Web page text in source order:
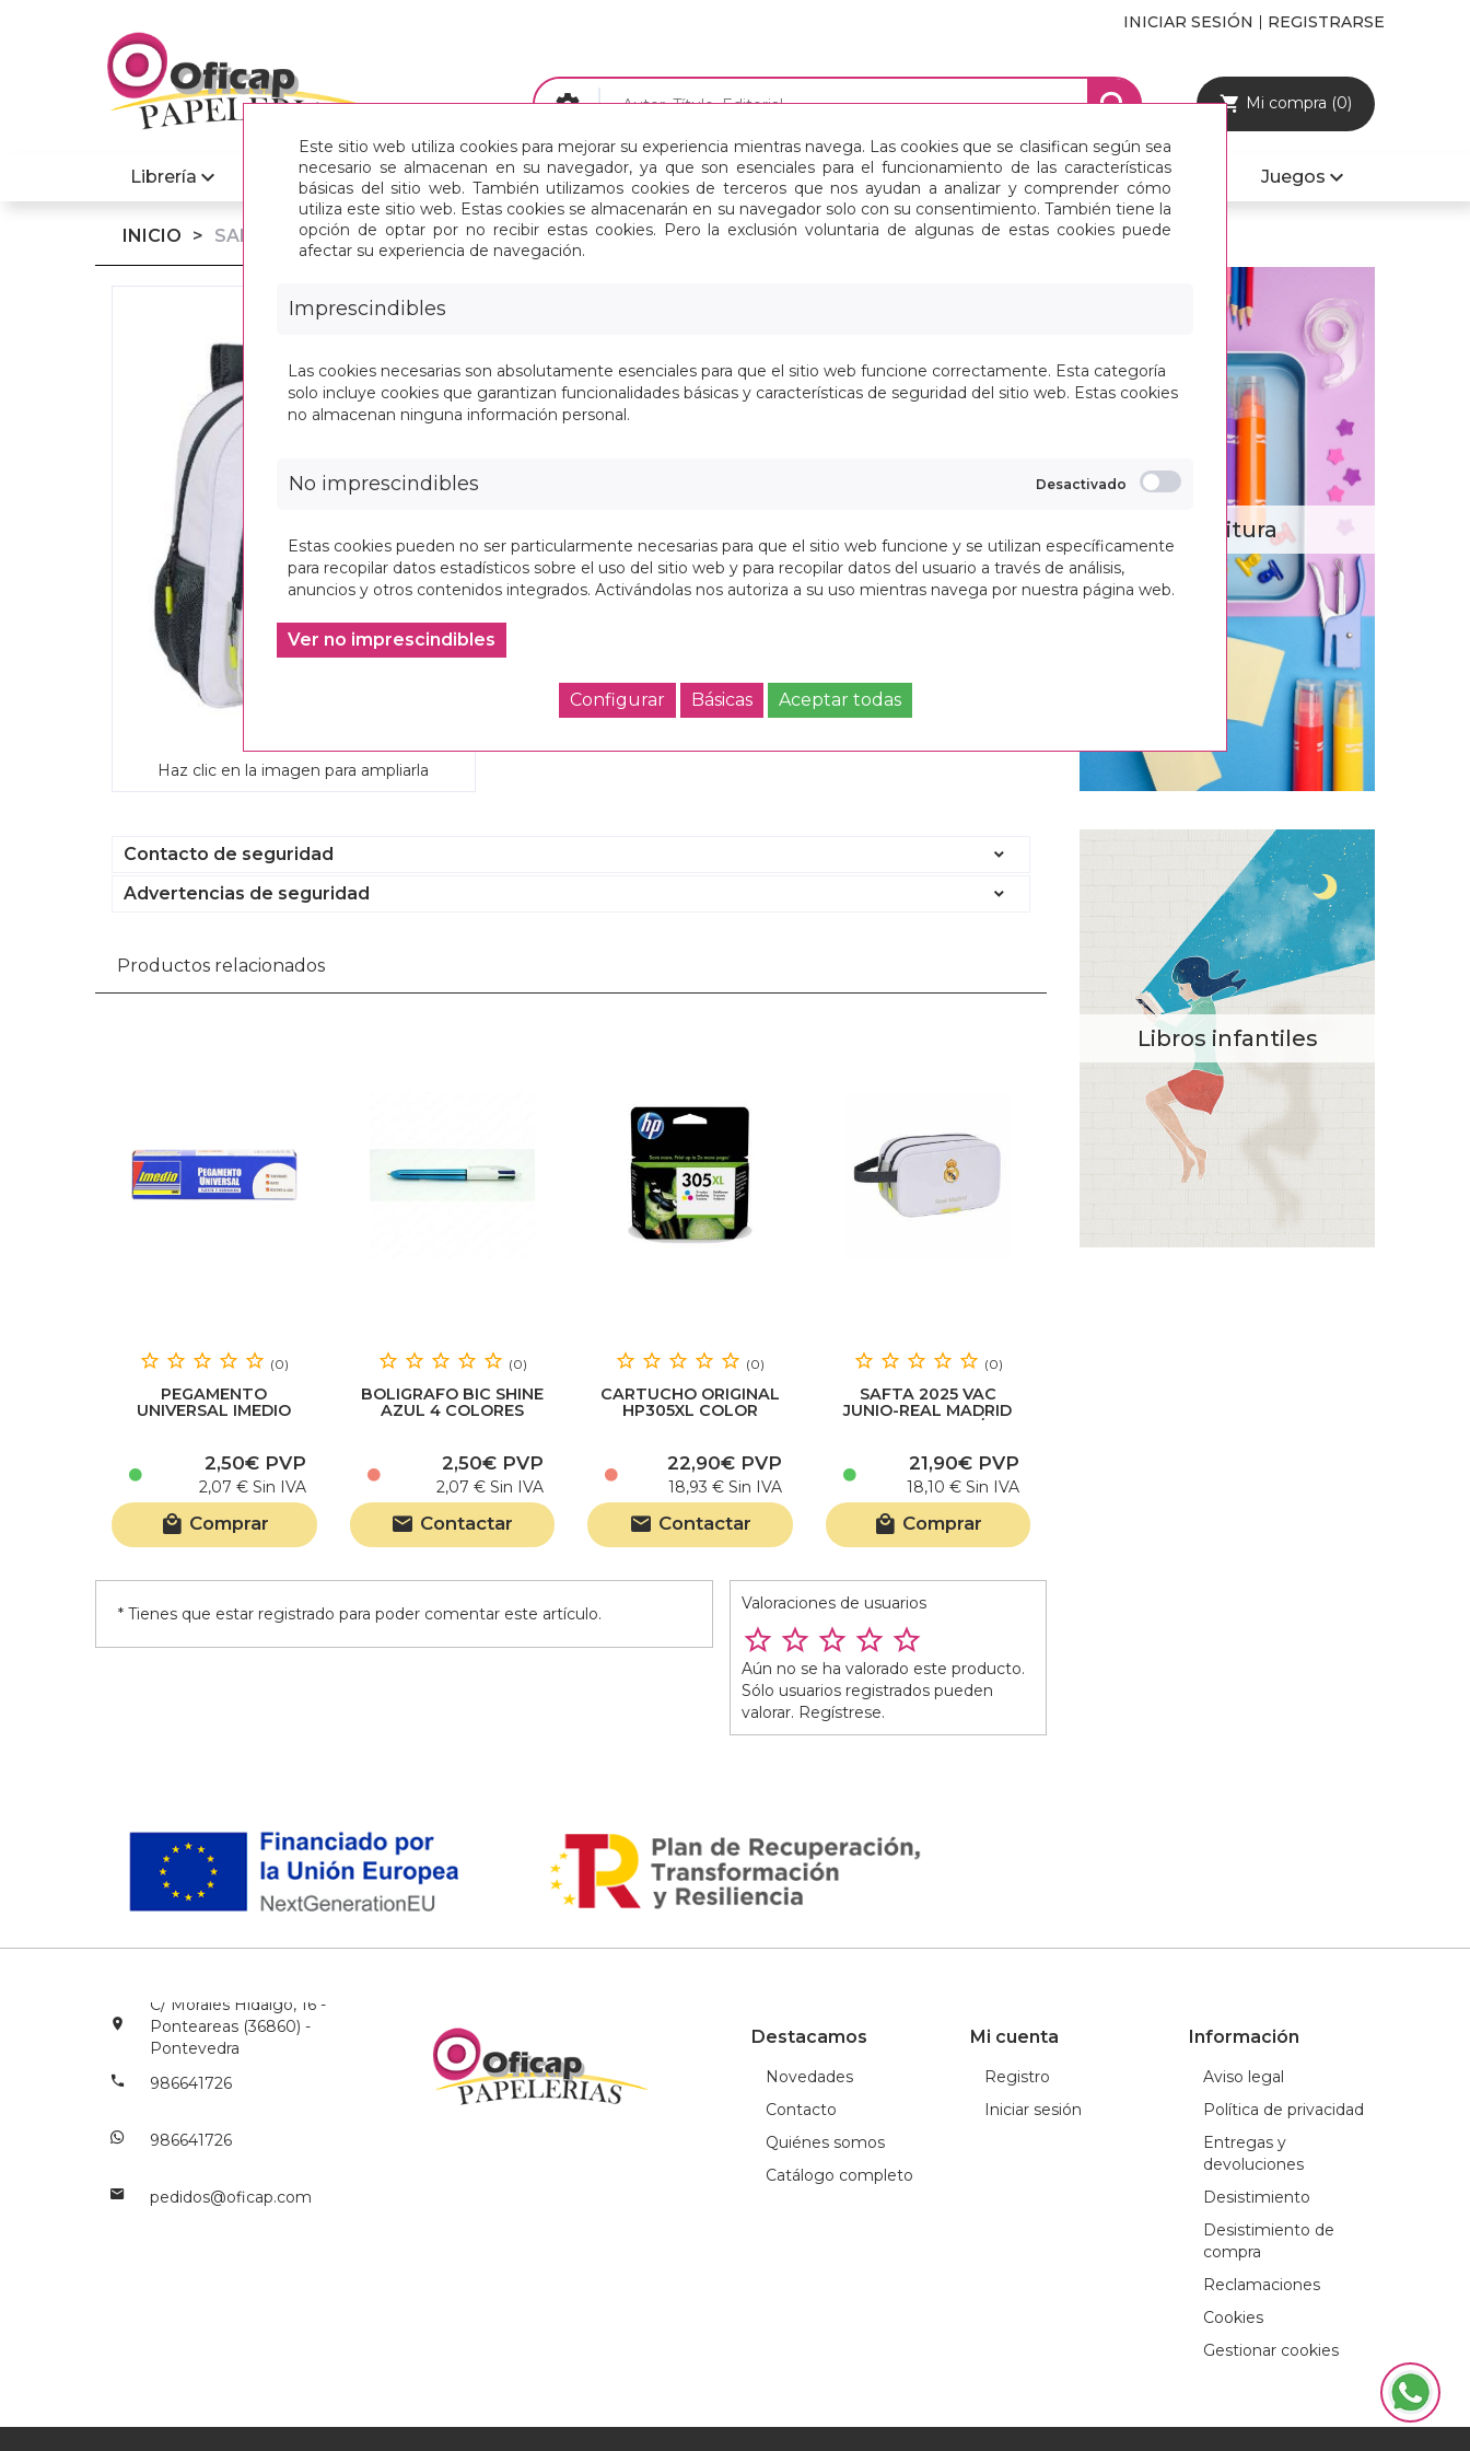
Este sitio web utiliza cookies para mejorar su experiencia mientras navega. Las cookies que se clasifican según sea
necesario se almacenan en su navegador, ya que son esenciales para el funcionamiento de las características
básicas del sitio web. También utilizamos cookies de terceros que nos ayudan a analizar y comprender cómo
utiliza este sitio web. Estas cookies se almacenarán en su navegador solo con su consentimiento. También tiene la
opción de optar por no recibir estas cookies. Pero la exclusión voluntaria de algunas de estas cookies puede
afectar su experiencia de navegación.
Imprescindibles
Las cookies necesarias son absolutamente esenciales para que el sitio web funcione correctamente. Esta categoría
solo incluye cookies que garantizan funcionalidades básicas y características de seguridad del sitio web. Estas cookies
no almacenan ninguna información personal.
No imprescindibles
Estas cookies pueden no ser particularmente necesarias para que el sitio web funcione y se utilizan específicamente
para recopilar datos estadísticos sobre el uso del sitio web y para recopilar datos del usuario a través de análisis,
anuncios y otros contenidos integrados. Activándolas nos autoriza a su uso mientras navega por nuestra página web.
Ver no imprescindibles
Configurar Básicas Aceptar todas
INICIAR SESIÓN REGISTRARSE
Mi compra (0)
Librería Informatica Papelería Maletas y Mochilas Mobiliario y Sillas Juegos
INICIO > SAFTA 2025 VAC JUNIO-REAL MADRID EQUIPACION 25/26
Haz clic en la imagen para ampliarla
En stock
39,95 €
8412688607655
Referencia:
Contacto de seguridad
Advertencias de seguridad
Productos relacionados
(0)
PEGAMENTO
UNIVERSAL IMEDIO
2,50€ PVP
2,07 € Sin IVA
Comprar
(0)
BOLIGRAFO BIC SHINE
AZUL 4 COLORES
2,50€ PVP
2,07 € Sin IVA
Contactar
(0)
CARTUCHO ORIGINAL
HP305XL COLOR
22,90€ PVP
18,93 € Sin IVA
Contactar
(0)
SAFTA 2025 VAC
JUNIO-REAL MADRID
EQUIPACION 25/26
21,90€ PVP
18,10 € Sin IVA
Comprar
Valoraciones de usuarios
Aún no se ha valorado este producto.
Sólo usuarios registrados pueden
valorar. Regístrese.
* Tienes que estar registrado para poder comentar este artículo.
Escritura
Libros infantiles
C/ Morales Hidalgo, 16 -
Ponteareas (36860) -
Pontevedra
986641726
986641726
pedidos@oficap.com
Destacamos
Novedades
Contacto
Quiénes somos
Catálogo completo
Mi cuenta
Registro
Iniciar sesión
Información
Aviso legal
Política de privacidad
Entregas y
devoluciones
Desistimiento
Desistimiento de
compra
Reclamaciones
Cookies
Gestionar cookies